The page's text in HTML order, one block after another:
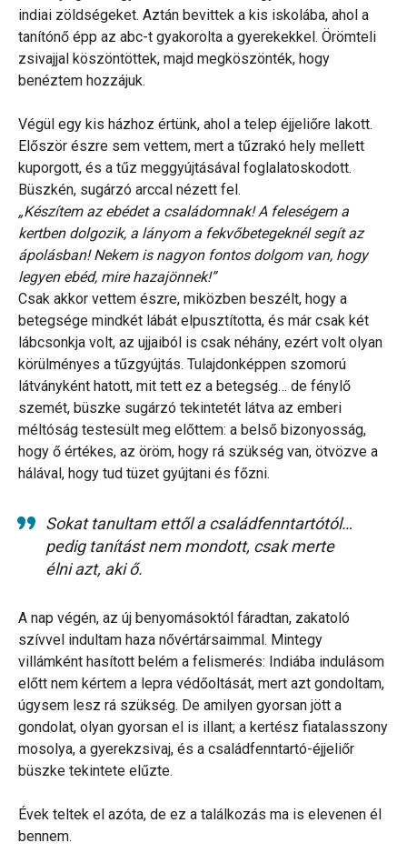
indiai zöldségeket. Aztán bevittek a kis iskolába, ahol a
tanítónő épp az abc-t gyakorolta a gyerekekkel. Örömteli
zsivajjal köszöntöttek, majd megköszönték, hogy
benéztem hozzájuk.
Végül egy kis házhoz értünk, ahol a telep éjjeliőre lakott.
Először észre sem vettem, mert a tűzrakó hely mellett
kuporgott, és a tűz meggyújtásával foglalatoskodott.
Büszkén, sugárzó arccal nézett fel.
„Készítem az ebédet a családomnak! A feleségem a
kertben dolgozik, a lányom a fekvőbetegeknél segít az
ápolásban! Nekem is nagyon fontos dolgom van, hogy
legyen ebéd, mire hazajönnek!”
Csak akkor vettem észre, miközben beszélt, hogy a
betegsége mindkét lábát elpusztította, és már csak két
lábcsonkja volt, az ujjaiból is csak néhány, ezért volt olyan
körülményes a tűzgyújtás. Tulajdonképpen szomorú
látványként hatott, mit tett ez a betegség… de fénylő
szemét, büszke sugárzó tekintetét látva az emberi
méltóság testesült meg előttem: a belső bizonyosság,
hogy ő értékes, az öröm, hogy rá szükség van, ötvözve a
hálával, hogy tud tüzet gyújtani és főzni.
Sokat tanultam ettől a családfenntartótól…
pedig tanítást nem mondott, csak merte
élni azt, aki ő.
A nap végén, az új benyomásoktól fáradtan, zakatoló
szívvel indultam haza nővértársaimmal. Mintegy
villámként hasított belém a felismerés: Indiába indulásom
előtt nem kértem a lepra védőoltását, mert azt gondoltam,
úgysem lesz rá szükség. De amilyen gyorsan jött a
gondolat, olyan gyorsan el is illant; a kertész fiatalasszony
mosolya, a gyerekzsivaj, és a családfenntartó-éjjeliőr
büszke tekintete elűzte.
Évek teltek el azóta, de ez a találkozás ma is elevenen él
bennem.